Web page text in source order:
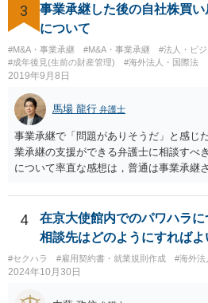
性が返金義務を負う場合であっても、貴
は見当たりません。 また、国際結婚の仲
負担すべきであり、仲介業者に責任がな
絶することはできないと判断されていま
を示唆しており、本件でも同様に、指輪
問題であると主張する上で参考になりま
相手方代理人に対し、内容証明郵便など
に伝えることが重要です。その書面には
が考えられます。 成婚料について: 円満
には上記の裁判例のように、貴社に返金
性が高いと思われます。）。 指輪代金
員と女性会員との間の個人間の贈与であ
ないことを、法的根拠と共に冷静に主張
に対して: 本件は、契約の履行や返金を巡
に当初から金銭を騙し取る意図（詐欺罪
があったとは考えにくく、刑事事件とし
3
事業承継した後の自社株買
について
#M&A・事業承継 #M&A・事業承継
#法人・ビジ
#成年後見(生前の財産管理)
#海外法人・国際法
2019年9月8日
馬場 龍行 弁護士
事業承継で「問題がありそうだ」と感じ
業承継の支援ができる弁護士に相談すべ
について率直な感想は，普通は事業承継
というのは無責任というほかないでしょ
続税や贈与税を猶予する特別法な，遺留
算定基礎額から控除したり価額を相続時
ることのできる特別法が定められていま
いても，株式保有割合や状況によるので
ることをお勧めします。
4
在京大使館内でのパワハラ
相談先はどのようにすればよ
#セクハラ #雇用契約書・就業規則作成 #海外法
2024年10月30日